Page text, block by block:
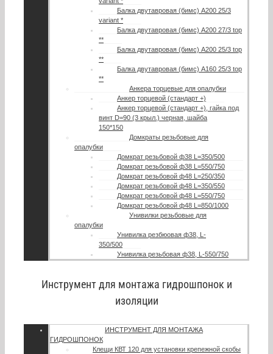
Балка двутавровая (бимс) А200 25/3
variant *
Балка двутавровая (бимс) А200 27/3 top
**
Балка двутавровая (бимс) A200 25/3 top
**
Балка двутавровая (бимс) A160 25/3 top
**
Анкера торцевые для опалубки
Анкер торцевой (стандарт +)
Анкер торцевой (стандарт +), гайка под
винт D=90 (3 крыл.) черная, шайба
150*150
Домкраты резьбовые для
опалубки
Домкрат резьбовой ф38 L=350/500
Домкрат резьбовой ф38 L=550/750
Домкрат резьбовой ф48 L=250/350
Домкрат резьбовой ф48 L=350/550
Домкрат резьбовой ф48 L=550/750
Домкрат резьбовой ф48 L=850/1000
Унивилки резьбовые для
опалубки
Унивилка резбюовая ф38, L-
350/500
Унивилка резьбовая ф38, L-550/750
Инструмент для монтажа гидрошпонок и
изоляции
ИНСТРУМЕНТ ДЛЯ МОНТАЖА
ГИДРОШПОНОК
Клещи КВТ 120 для установки крепежной скобы